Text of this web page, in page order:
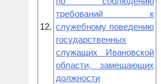
12.
требований к
служебному поведению
государственных
служащих Ивановской
области, замещающих
должности